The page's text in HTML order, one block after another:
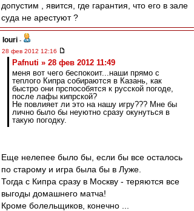
допустим , явится, где гарантия, что его в зале
суда не арестуют ?
Iouri -
28 фев 2012 12:16
Pafnuti » 28 фев 2012 11:49
меня вот чего беспокоит...наши прямо с
теплого Кипра собираются в Казань, как
быстро они прспособятся к русской погоде,
после лафы кипрской?
Не повлияет ли это на нашу игру??? Мне бы
лично было бы неуютно сразу окунуться в
такую погодку.
Еще нелепее было бы, если бы все осталось
по старому и игра была бы в Луже.
Тогда с Кипра сразу в Москву - теряются все
выгоды домашнего матча!
Кроме болельщиков, конечно ...